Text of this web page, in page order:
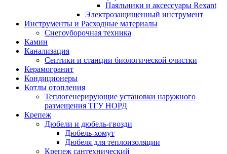
Паяльники и аксессуары Rexant
Электрозащищенный инструмент
Инструменты и Расходные материалы
Снегоуборочная техника
Камин
Канализация
Септики и станции биологической очистки
Керамогранит
Кондиционеры
Котлы отопления
Теплогенерирующие установки наружного
размещения ТГУ НОРД
Крепеж
Дюбели и дюбель-гвозди
Дюбель-хомут
Дюбеля для теплоизоляции
Крепеж сантехнический